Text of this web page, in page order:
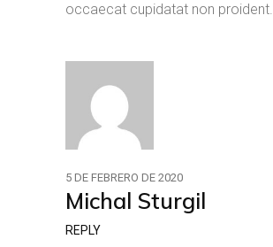
occaecat cupidatat non proident.
5 DE FEBRERO DE 2020
Michal Sturgil
REPLY